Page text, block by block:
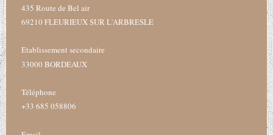
435 Route de Bel air
69210 FLEURIEUX SUR L'ARBRESLE
Etablissement secondaire
33000 BORDEAUX
Téléphone
+33 685 058806